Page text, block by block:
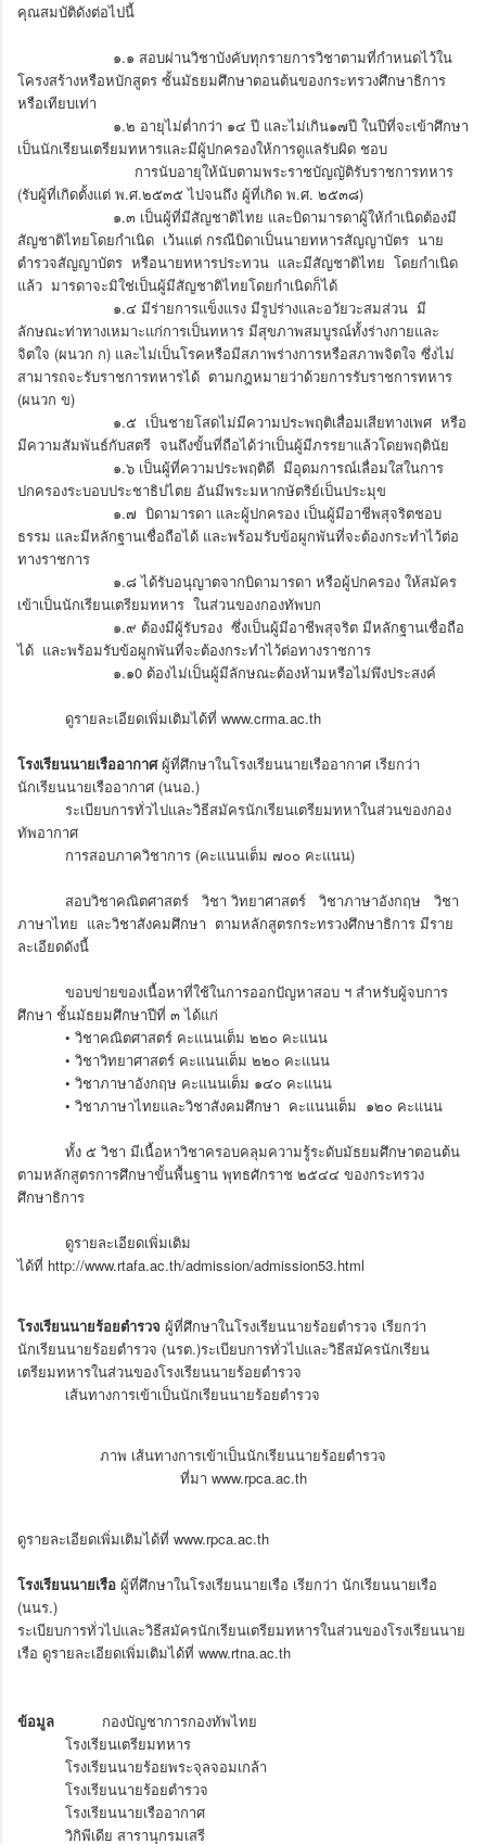
คุณสมบัติดังต่อไปนี้
๑.๑ สอบผ่านวิชาบังคับทุกรายการวิชาตามที่กำหนดไว้ใน
โครงสร้างหรือหบักสูตร ซั้นมัธยมศึกษาตอนต้นของกระทรวงศึกษาธิการ
หรือเทียบเท่า
๑.๒ อายุไม่ต่ำกว่า ๑๔ ปี และไม่เกิน๑๗ปี ในปีที่จะเข้าศึกษา
เป็นนักเรียนเตรียมทหารและมีผู้ปกครองให้การดูแลรับผิด ชอบ
การนับอายุให้นับตามพระราชบัญญัติรับราชการทหาร
(รับผู้ที่เกิดตั้งแต่ พ.ศ.๒๕๓๕ ไปจนถึง ผู้ที่เกิด พ.ศ. ๒๕๓๘)
๑.๓ เป็นผู้ที่มีสัญชาติไทย และบิดามารดาผู้ให้กำเนิดต้องมี
สัญชาติไทยโดยกำเนิด เว้นแต่ กรณีบิดาเป็นนายทหารสัญญาบัตร นาย
ตำรวจสัญญาบัตร หรือนายทหารประทวน และมีสัญชาติไทย โดยกำเนิด
แล้ว มารดาจะมิใช่เป็นผู้มีสัญชาติไทยโดยกำเนิดก็ได้
๑.๔ มีร่ายการแข็งแรง มีรูปร่างและอวัยวะสมส่วน มี
ลักษณะท่าทางเหมาะแก่การเป็นทหาร มีสุขภาพสมบูรณ์ทั้งร่างกายและ
จิตใจ (ผนวก ก) และไม่เป็นโรคหรือมีสภาพร่างการหรือสภาพจิตใจ ซึ่งไม่
สามารถจะรับราชการทหารได้ ตามกฎหมายว่าด้วยการรับราชการทหาร
(ผนวก ข)
๑.๕ เป็นชายโสดไม่มีความประพฤติเสื่อมเสียทางเพศ หรือ
มีความสัมพันธ์กับสตรี จนถึงขั้นที่ถือได้ว่าเป็นผู้มีภรรยาแล้วโดยพฤตินัย
๑.๖ เป็นผู้ที่ความประพฤติดี มีอุดมการณ์เลื่อมใสในการ
ปกครองระบอบประชาธิปไตย อันมีพระมหากษัตริย์เป็นประมุข
๑.๗ บิดามารดา และผู้ปกครอง เป็นผู้มีอาชีพสุจริตชอบ
ธรรม และมีหลักฐานเชื่อถือได้ และพร้อมรับข้อผูกพันที่จะต้องกระทำไว้ต่อ
ทางราชการ
๑.๘ ได้รับอนุญาตจากบิดามารดา หรือผู้ปกครอง ให้สมัคร
เข้าเป็นนักเรียนเตรียมทหาร ในส่วนของกองทัพบก
๑.๙ ต้องมีผู้รับรอง ซึ่งเป็นผู้มีอาชีพสุจริต มีหลักฐานเชื่อถือ
ได้ และพร้อมรับข้อผูกพันที่จะต้องกระทำไว้ต่อทางราชการ
๑.๑0 ต้องไม่เป็นผู้มีลักษณะต้องห้ามหรือไม่พึงประสงค์
ดูรายละเอียดเพิ่มเติมได้ที่ www.crma.ac.th
โรงเรียนนายเรืออากาศผู้ที่ศึกษาในโรงเรียนนายเรืออากาศ เรียกว่า
นักเรียนนายเรืออากาศ (นนอ.)
ระเบียบการทั่วไปและวิธีสมัครนักเรียนเตรียมทหาในส่วนของกอง
ทัพอากาศ
การสอบภาควิชาการ (คะแนนเต็ม ๗๐๐ คะแนน)
สอบวิชาคณิตศาสตร์ วิชา วิทยาศาสตร์ วิชาภาษาอังกฤษ วิชา
ภาษาไทย และวิชาสังคมศึกษา ตามหลักสูตรกระทรวงศึกษาธิการ มีราย
ละเอียดดังนี้
ขอบข่ายของเนื้อหาที่ใช้ในการออกปัญหาสอบ ฯ สำหรับผู้จบการ
ศึกษา ชั้นมัธยมศึกษาปีที่ ๓ ได้แก่
• วิชาคณิตศาสตร์ คะแนนเต็ม ๒๒๐ คะแนน
• วิชาวิทยาศาสตร์ คะแนนเต็ม ๒๒๐ คะแนน
• วิชาภาษาอังกฤษ คะแนนเต็ม ๑๔๐ คะแนน
• วิชาภาษาไทยและวิชาสังคมศึกษา คะแนนเต็ม ๑๒๐ คะแนน
ทั้ง ๕ วิชา มีเนื้อหาวิชาครอบคลุมความรู้ระดับมัธยมศึกษาตอนต้น
ตามหลักสูตรการศึกษาขั้นพื้นฐาน พุทธศักราช ๒๕๔๔ ของกระทรวง
ศึกษาธิการ
ดูรายละเอียดเพิ่มเติม
ได้ที่ http://www.rtafa.ac.th/admission/admission53.html
โรงเรียนนายร้อยตำรวจ ผู้ที่ศึกษาในโรงเรียนนายร้อยตำรวจ เรียกว่า
นักเรียนนายร้อยตำรวจ (นรต.)ระเบียบการทั่วไปและวิธีสมัครนักเรียน
เตรียมทหารในส่วนของโรงเรียนนายร้อยตำรวจ
เส้นทางการเข้าเป็นนักเรียนนายร้อยตำรวจ
ภาพ เส้นทางการเข้าเป็นนักเรียนนายร้อยตำรวจ
ที่มา www.rpca.ac.th
ดูรายละเอียดเพิ่มเติมได้ที่ www.rpca.ac.th
โรงเรียนนายเรือ ผู้ที่ศึกษาในโรงเรียนนายเรือ เรียกว่า นักเรียนนายเรือ
(นนร.)
ระเบียบการทั่วไปและวิธีสมัครนักเรียนเตรียมทหารในส่วนของโรงเรียนนาย
เรือ ดูรายละเอียดเพิ่มเติมได้ที่ www.rtna.ac.th
ข้อมูล กองบัญชาการกองทัพไทย
โรงเรียนเตรียมทหาร
โรงเรียนนายร้อยพระจุลจอมเกล้า
โรงเรียนนายร้อยตำรวจ
โรงเรียนนายเรืออากาศ
วิกิพีเดีย สารานุกรมเสรี